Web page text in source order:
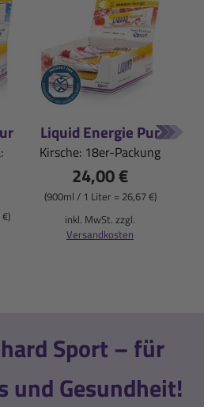
Liquid Energie Pur
Kirsche: 18er-Packung
24,00 €
(900ml / 1 Liter = 26,67 €)
inkl. MwSt. zzgl.
Versandkosten
Sport – für
und Gesundheit!